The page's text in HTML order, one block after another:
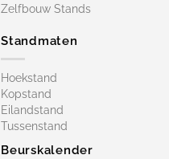
Zelfbouw Stands
Standmaten
Hoekstand
Kopstand
Eilandstand
Tussenstand
Beurskalender